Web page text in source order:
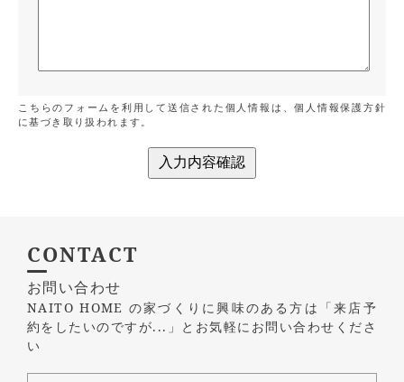
こちらのフォームを利用して送信された個人情報は、個人情報保護方針
に基づき取り扱われます。
CONTACT
お問い合わせ
NAITO HOME の家づくりに興味のある方は 「来店予
約をしたいのですが...」とお気軽にお問い合わせくださ
い